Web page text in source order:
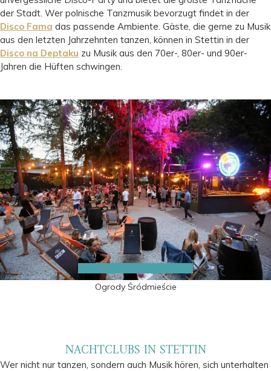
der Stadt. Wer polnische Tanzmusik bevorzugt findet in der
Disco Fama das passende Ambiente. Gäste, die gerne zu Musik
aus den letzten Jahrzehnten tanzen, können in Stettin in der
Disco na Deptaku zu Musik aus den 70er-, 80er- und 90er-
Jahren die Hüften schwingen.
Ogrody Śródmieście
NACHTCLUBS IN STETTIN
Wer nicht nur tanzen, sondern auch Musik hören, sich unterhalten